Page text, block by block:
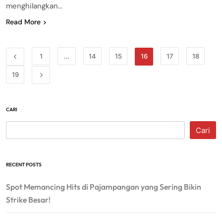
menghilangkan…
Read More
1 … 14 15 16 17 18
19
CARI
Cari
RECENT POSTS
Spot Memancing Hits di Pajampangan yang Sering Bikin
Strike Besar!